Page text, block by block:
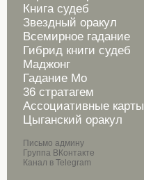
Книга судеб
Звездный оракул
Всемирное гадание
Гибрид книги судеб
Маджонг
Гадание Мо
36 стратагем
Ассоциативные карты
Цыганский оракул
Письмо админу
Группа ВКонтакте
Канал в Telegram